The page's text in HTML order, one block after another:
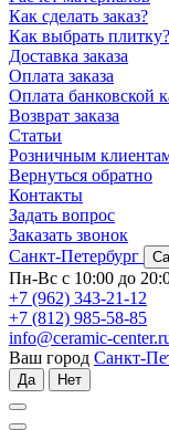
Как сделать заказ?
Как выбрать плитку?
Доставка заказа
Оплата заказа
Оплата банковской
Возврат заказа
Статьи
Розничным
Вернуться обратно
Контакты
Задать вопрос
Заказать звонок
Санкт-Петербург
Пн-Вс с 10:00 до
+7 (962) 343-21-12
+7 (812) 985-58-85
info@ceramic-
Ваш город Санкт-
Да Нет